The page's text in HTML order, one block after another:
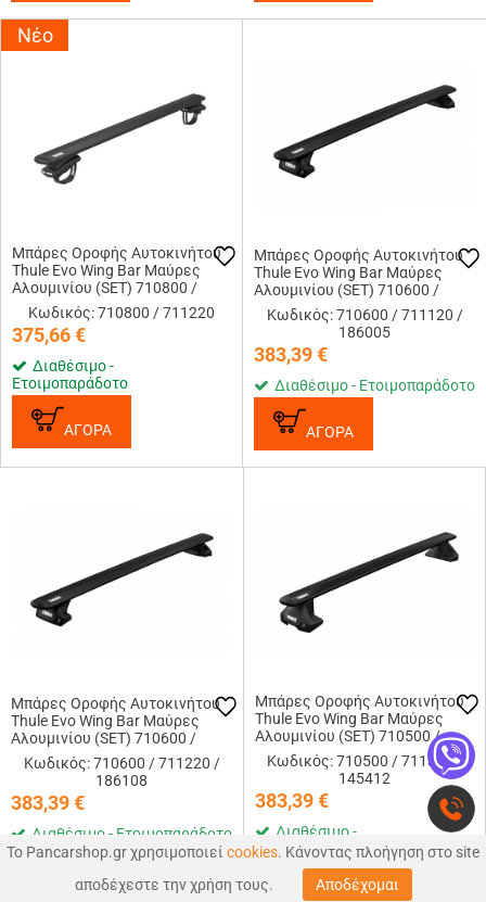
Το Pancarshop.gr χρησιμοποιεί cookies. Κάνοντας πλοήγηση στο site
αποδέχεστε την χρήση τους.
Αποδέχομαι
Νέο
Μπάρες Οροφής Αυτοκινήτου
Thule Evo Wing Bar Μαύρες
Αλουμινίου (SET) 710800 /
711220 (118cm)
Κωδικός: 710800 / 711220
375,66€
Διαθέσιμο -
Ετοιμοπαράδοτο
ΑΓΟΡΑ
Μπάρες Οροφής Αυτοκινήτου
Thule Evo Wing Bar Μαύρες
Αλουμινίου (SET) 710600 /
711120 (108cm) / 186005
Κωδικός: 710600 / 711120 /
186005
383,39€
Διαθέσιμο - Ετοιμοπαράδοτο
ΑΓΟΡΑ
Μπάρες Οροφής Αυτοκινήτου
Thule Evo Wing Bar Μαύρες
Αλουμινίου (SET) 710600 /
711220 (118cm) / 186108
Κωδικός: 710600 / 711220 /
186108
383,39€
Διαθέσιμο - Ετοιμοπαράδοτο
ΑΓΟΡΑ
Μπάρες Οροφής Αυτοκινήτου
Thule Evo Wing Bar Μαύρες
Αλουμινίου (SET) 710500 /
711320 (127cm) / 145412
Κωδικός: 710500 / 711320 /
145412
383,39€
Διαθέσιμο -
Ετοιμοπαράδοτο
ΑΓΟΡΑ
ΑΝΑΖΉΤΗΣΗ ΑΓΑΠΗΜΕΝΑ
0 0